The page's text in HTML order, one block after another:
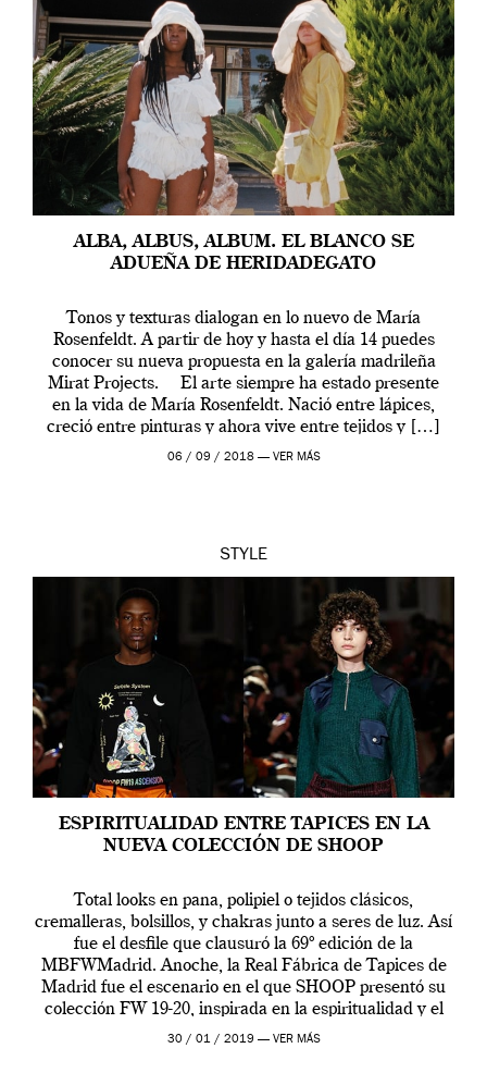
ALBA, ALBUS, ALBUM. EL BLANCO SE
ADUEÑA DE HERIDADEGATO
Tonos y texturas dialogan en lo nuevo de María
Rosenfeldt. A partir de hoy y hasta el día 14 puedes
conocer su nueva propuesta en la galería madrileña
Mirat Projects. El arte siempre ha estado presente
en la vida de María Rosenfeldt. Nació entre lápices,
creció entre pinturas y ahora vive entre tejidos y […]
06 / 09 / 2018 — VER MÁS
STYLE
ESPIRITUALIDAD ENTRE TAPICES EN LA
NUEVA COLECCIÓN DE SHOOP
Total looks en pana, polipiel o tejidos clásicos,
cremalleras, bolsillos, y chakras junto a seres de luz. Así
fue el desfile que clausuró la 69º edición de la
MBFWMadrid. Anoche, la Real Fábrica de Tapices de
Madrid fue el escenario en el que SHOOP presentó su
colección FW 19-20, inspirada en la espiritualidad y el
[…]
30 / 01 / 2019 — VER MÁS